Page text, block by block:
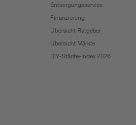
Entsorgungsservice
Finanzierung
Übersicht Ratgeber
Übersicht Märkte
DIY-Städte-Index 2026